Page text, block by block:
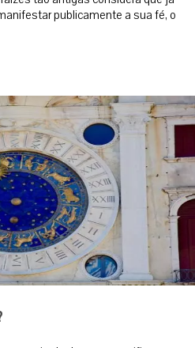
publicamente a sua fé, o